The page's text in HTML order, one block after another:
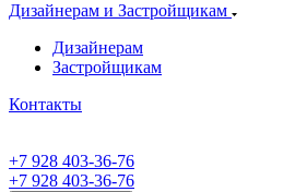
Дизайнерам и Застройщикам
Дизайнерам
Застройщикам
Контакты
+7 928 403-36-76
+7 928 403-36-76